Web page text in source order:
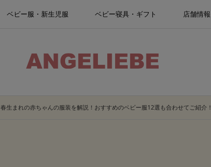
ベビー服・新生児服 ベビー寝具・ギフト 店舗情報
春生まれの赤ちゃんの服装を解説！おすすめのベビー服12選も合わせてご紹介！